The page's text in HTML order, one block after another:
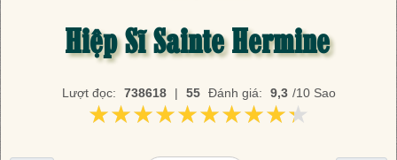
Hiệp Sĩ Sainte Hermine
Lượt đọc: 738618 | 55 Đánh giá: 9,3 /10 Sao
★★★★★★★★★★
★★★★★★★★★★